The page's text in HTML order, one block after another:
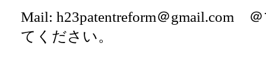
Mail: h23patentreform＠gmail.com
てください。